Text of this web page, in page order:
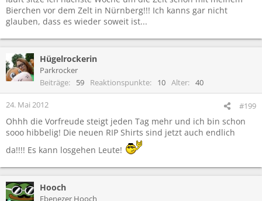
Bierchen vor dem Zelt in Nürnberg!!! Ich kanns gar nicht
glauben, dass es wieder soweit ist...
Hügelrockerin
Parkrocker
Beiträge
59 Reaktionspunkte 10 Alter 40
24. Mai 2012 #199
Ohhh die Vorfreude steigt jeden Tag mehr und ich bin schon
sooo hibbelig! Die neuen RIP Shirts sind jetzt auch endlich
da!!!! Es kann losgehen Leute!
Hooch
Ebenezer Hooch